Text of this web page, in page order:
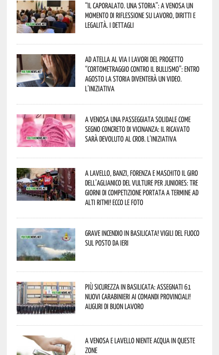
“Il caporalato. Una storia”: a Venosa un
momento di riflessione su lavoro, diritti e
legalità. I dettagli
Ad Atella al via i lavori del progetto
“Cortometraggio contro il bullismo”: entro
agosto la storia diventerà un video.
L’iniziativa
A Venosa una passeggiata solidale come
segno concreto di vicinanza: il ricavato
sarà devoluto al CROB. L’iniziativa
A Lavello, Banzi, Forenza e Maschito il Giro
dell’Aglianico del Vulture per juniores: tre
giorni di competizione portata a termine ad
alti ritmi! Ecco le foto
Grave incendio in Basilicata! Vigili del fuoco
sul posto da ieri
Più sicurezza in Basilicata: assegnati 61
nuovi Carabinieri ai Comandi provinciali!
Auguri di buon lavoro
A Venosa e Lavello niente acqua in queste
zone